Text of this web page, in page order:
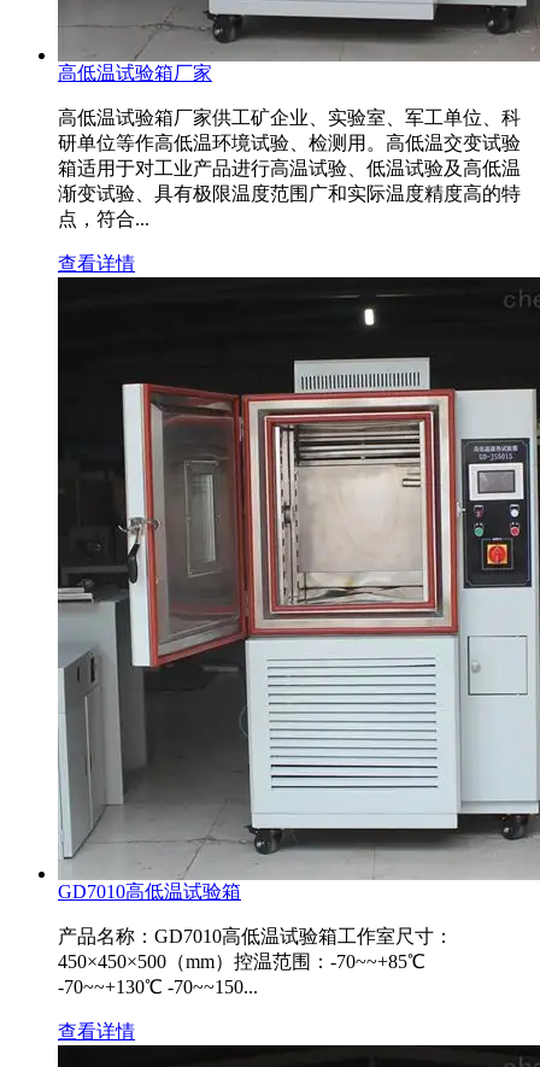
高低温试验箱厂家
高低温试验箱厂家供工矿企业、实验室、军工单位、科
研单位等作高低温环境试验、检测用。高低温交变试验
箱适用于对工业产品进行高温试验、低温试验及高低温
渐变试验、具有极限温度范围广和实际温度精度高的特
点，符合...
查看详情
GD7010高低温试验箱
产品名称：GD7010高低温试验箱工作室尺寸：
450×450×500（mm）控温范围：-70~~+85℃
-70~~+130℃ -70~~150...
查看详情